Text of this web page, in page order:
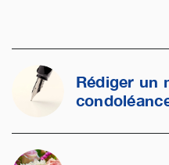
Rédiger un